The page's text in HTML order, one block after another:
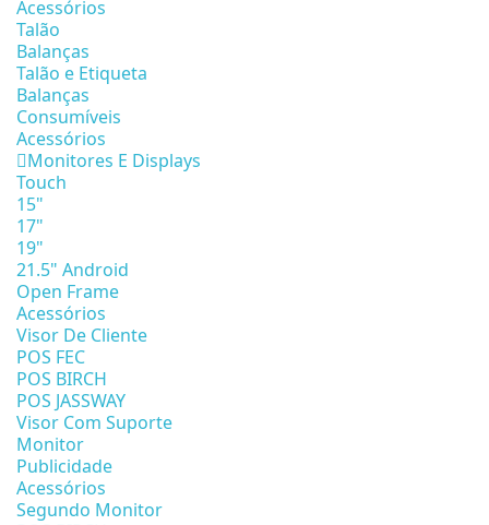
Acessórios
Talão
Balanças
Talão e Etiqueta
Balanças
Consumíveis
Acessórios
Monitores E Displays
Touch
15"
17"
19"
21.5" Android
Open Frame
Acessórios
Visor De Cliente
POS FEC
POS BIRCH
POS JASSWAY
Visor Com Suporte
Monitor
Publicidade
Acessórios
Segundo Monitor